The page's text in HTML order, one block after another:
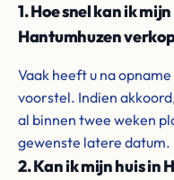
1. Hoe snel kan ik
Hantumhuzen
Vaak heeft u na
voorstel. Indien
al binnen twee weken
gewenste latere datum.
2. Kan ik mijn huis in